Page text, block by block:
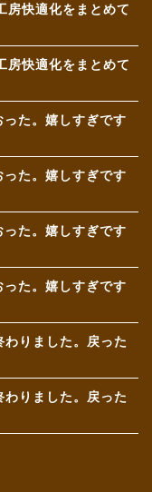
快適化をまとめて
快適化をまとめて
た。嬉しすぎです
た。嬉しすぎです
た。嬉しすぎです
た。嬉しすぎです
りました。戻った
りました。戻った